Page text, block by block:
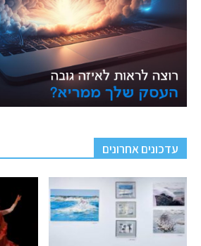
עדכונים אחרונים